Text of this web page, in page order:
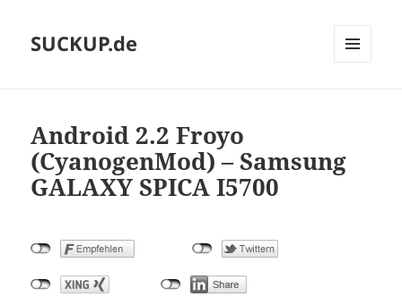
SUCKUP.de
Android 2.2 Froyo
(CyanogenMod) – Samsung
GALAXY SPICA I5700